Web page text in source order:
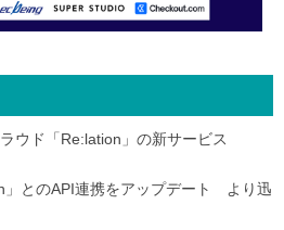
ウド「Re:lation」の新サービス
」とのAPI連携をアップデート より迅